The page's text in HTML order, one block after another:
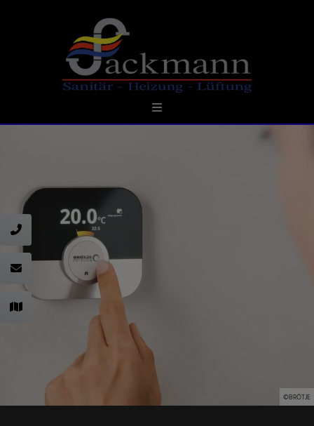
©BRÖTJE